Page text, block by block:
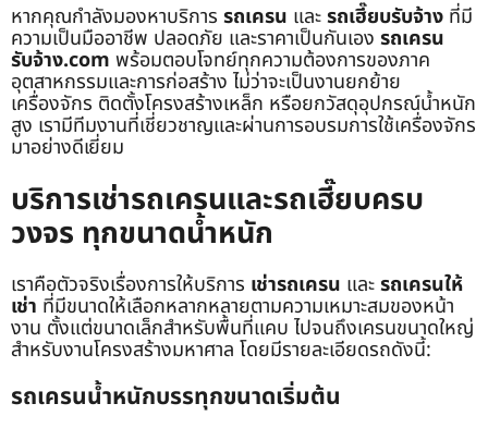
หากคุณกำลังมองหาบริการ รถเครน และรถเฮี๊ยบรับจ้าง ที่มี
ความเป็นมืออาชีพ ปลอดภัย และราคาเป็นกันเอง รถเครน
รับจ้าง.com พร้อมตอบโจทย์ทุกความต้องการของภาค
อุตสาหกรรมและการก่อสร้าง ไม่ว่าจะเป็นงานยกย้าย
เครื่องจักร ติดตั้งโครงสร้างเหล็ก หรือยกวัสดุอุปกรณ์น้ำหนัก
สูง เรามีทีมงานที่เชี่ยวชาญและผ่านการอบรมการใช้เครื่องจักร
มาอย่างดีเยี่ยม
บริการเช่ารถเครนและรถเฮี๊ยบครบ
วงจร ทุกขนาดน้ำหนัก
เราคือตัวจริงเรื่องการให้บริการ เช่ารถเครน และรถเครนให้
เช่า ที่มีขนาดให้เลือกหลากหลายตามความเหมาะสมของหน้า
งาน ตั้งแต่ขนาดเล็กสำหรับพื้นที่แคบ ไปจนถึงเครนขนาดใหญ่
สำหรับงานโครงสร้างมหาศาล โดยมีรายละเอียดรถดังนี้:
รถเครนน้ำหนักบรรทุกขนาดเริ่มต้น